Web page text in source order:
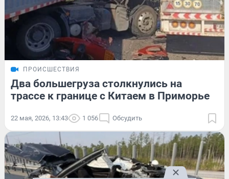
ПРОИСШЕСТВИЯ
Два большегруза столкнулись на
трассе к границе с Китаем в Приморье
22 мая, 2026, 13:43 1 056 Обсудить